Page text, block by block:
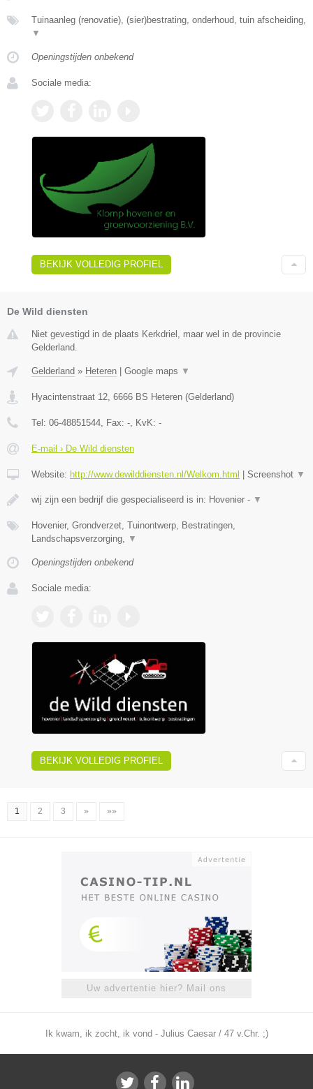
Tuinaanleg (renovatie), (sier)bestrating, onderhoud, tuin afscheiding,
▼
Openingstijden onbekend
Sociale media:
BEKIJK VOLLEDIG PROFIEL
De Wild diensten
Niet gevestigd in de plaats Kerkdriel, maar wel in de provincie
Gelderland.
Gelderland » Heteren Google maps ▼
Hyacintenstraat 12 6666 BS Heteren (Gelderland)
Tel: 06-48851544 , Fax: - , KvK: -
E-mail › De Wild diensten
Website: http://www.dewilddiensten.nl/Welkom.html Screenshot ▼
wij zijn een bedrijf die gespecialiseerd is in: Hovenier - ▼
Hovenier, Grondverzet, Tuinontwerp, Bestratingen,
Landschapsverzorging,
▼
Openingstijden onbekend
Sociale media:
BEKIJK VOLLEDIG PROFIEL
1 2 3 » »»
Uw advertentie hier? Mail ons
Ik kwam, ik zocht, ik vond - Julius Caesar / 47 v.Chr. ;)